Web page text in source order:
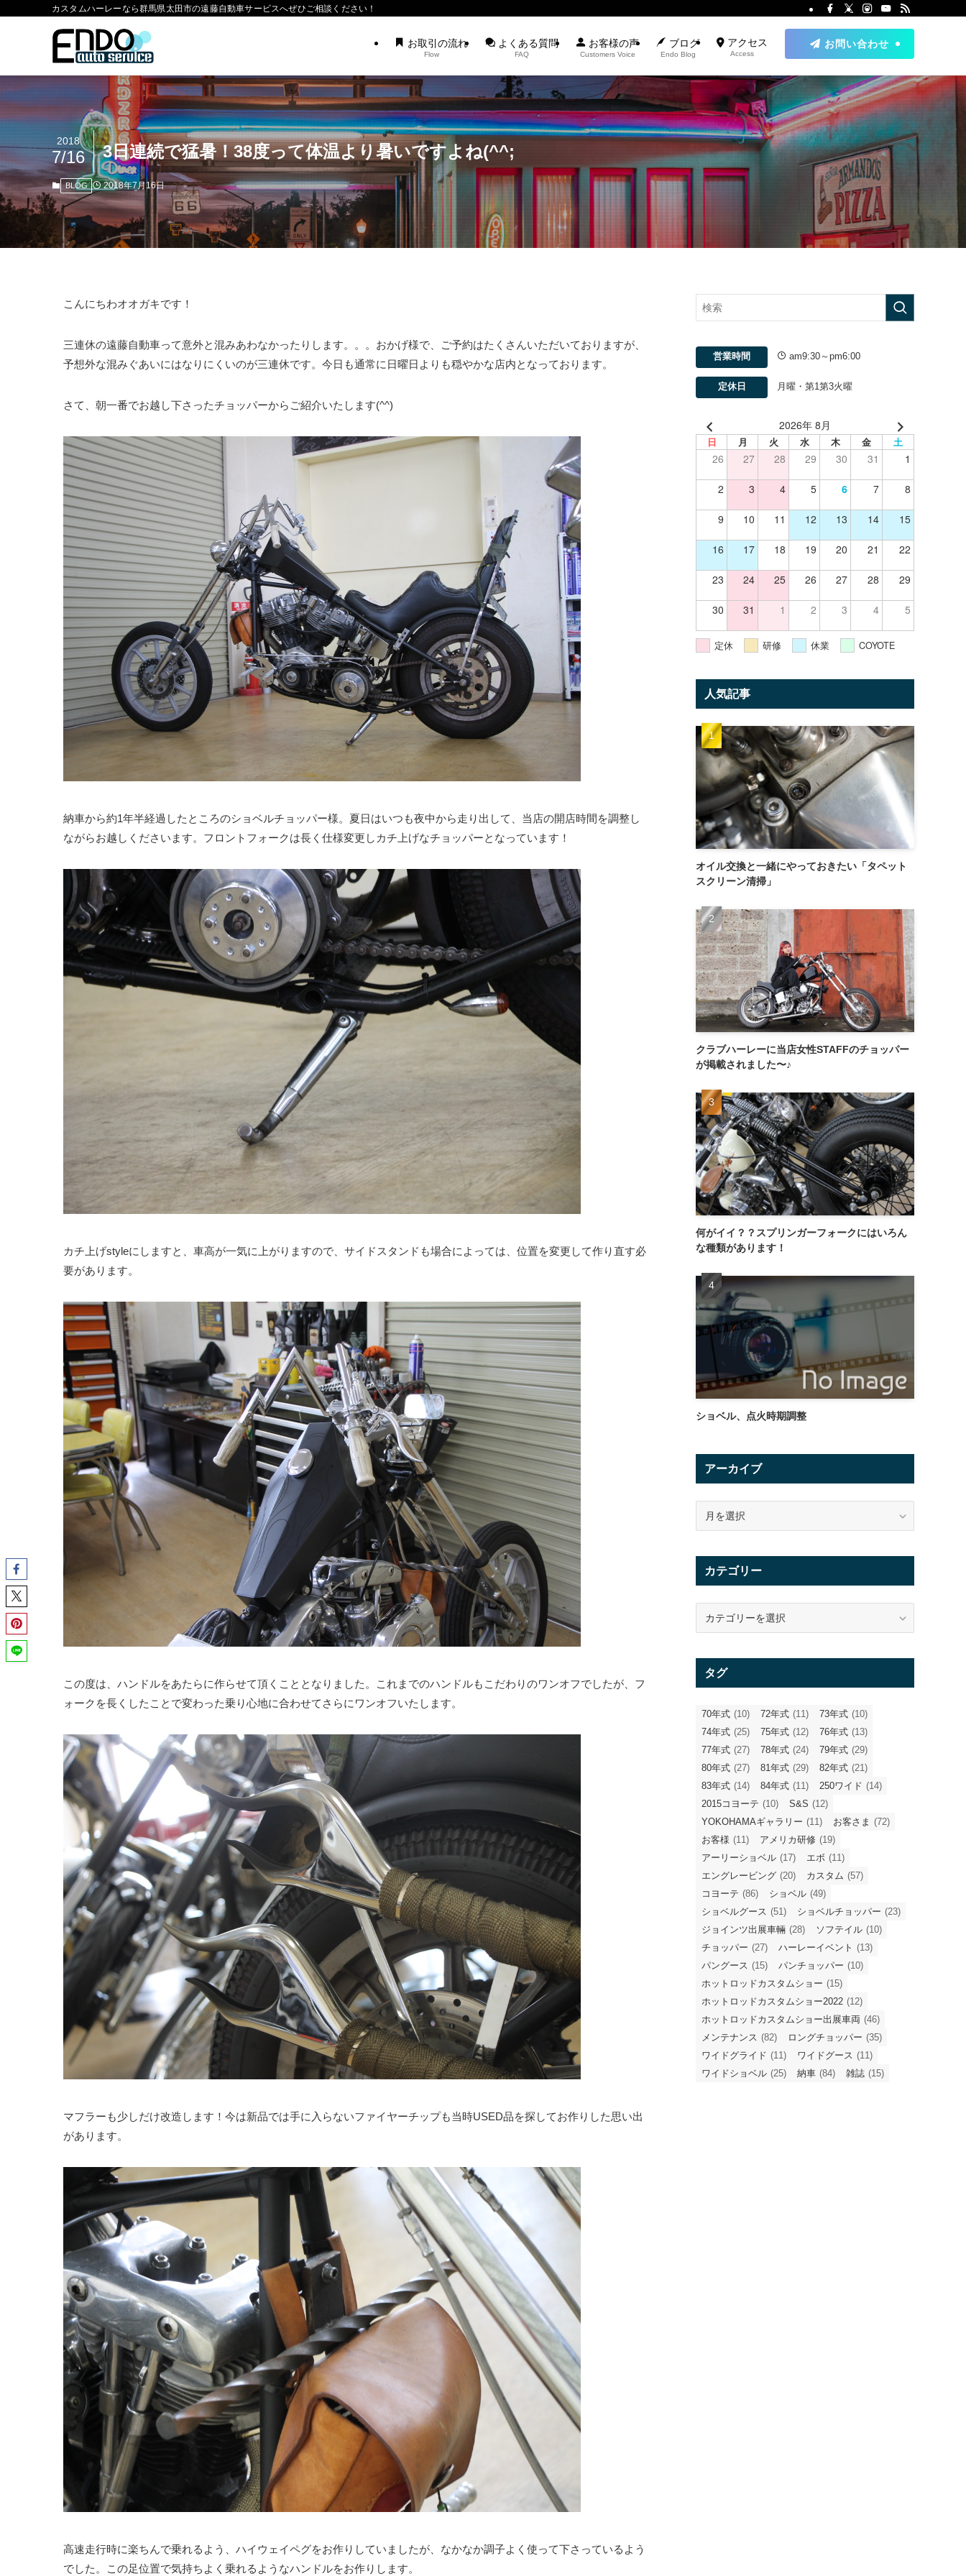
カスタムハーレーなら群馬県太田市の遠藤自動車サービスへぜひご相談ください！
お取引の流れ
Flow
よくある質問
FAQ
お客様の声
Customers Voice
ブログ
Endo Blog
アクセス
Access
お問い合わせ
3日連続で猛暑！38度って体温より暑いですよね(^^;
2018
7/16
BLOG 2018年7月16日
こんにちわオオガキです！
三連休の遠藤自動車って意外と混みあわなかったりします。。。おかげ様で、ご予約はたくさんいただいておりますが、
予想外な混みぐあいにはなりにくいのが三連休です。今日も通常に日曜日よりも穏やかな店内となっております。
さて、朝一番でお越し下さったチョッパーからご紹介いたします(^^)
納車から約1年半経過したところのショベルチョッパー様。夏日はいつも夜中から走り出して、当店の開店時間を調整し
ながらお越しくださいます。フロントフォークは長く仕様変更しカチ上げなチョッパーとなっています！
カチ上げstyleにしますと、車高が一気に上がりますので、サイドスタンドも場合によっては、位置を変更して作り直す必
要があります。
この度は、ハンドルをあたらに作らせて頂くこととなりました。これまでのハンドルもこだわりのワンオフでしたが、フ
ォークを長くしたことで変わった乗り心地に合わせてさらにワンオフいたします。
マフラーも少しだけ改造します！今は新品では手に入らないファイヤーチップも当時USED品を探してお作りした思い出
があります。
高速走行時に楽ちんで乗れるよう、ハイウェイペグをお作りしていましたが、なかなか調子よく使って下さっているよう
でした。この足位置で気持ちよく乗れるようなハンドルをお作りします。
営業時間 am9:30～pm6:00
定休日 月曜・第1第3火曜
2026年 8月
日 月 火 水 木 金 土
26 27 28 29 30 31 1
2 3 4 5 6 7 8
9 10 11 12 13 14 15
16 17 18 19 20 21 22
23 24 25 26 27 28 29
30 31 1 2 3 4 5
定休 研修 休業 COYOTE
人気記事
オイル交換と一緒にやっておきたい「タペット
スクリーン清掃」
クラブハーレーに当店女性STAFFのチョッパー
が掲載されました〜♪
何がイイ？？スプリンガーフォークにはいろん
な種類があります！
ショベル、点火時期調整
アーカイブ
イ
カテゴリー
リ
タグ
70年式 (10) 72年式 (11) 73年式 (10)
74年式 (25) 75年式 (12) 76年式 (13)
77年式 (27) 78年式 (24) 79年式 (29)
80年式 (27) 81年式 (29) 82年式 (21)
83年式 (14) 84年式 (11) 250ワイド (14)
2015コヨーテ (10) S&S (12)
YOKOHAMAギャラリー (11) お客さま (72)
お客様 (11) アメリカ研修 (19)
アーリーショベル (17) エボ (11)
エングレービング (20) カスタム (57)
コヨーテ (86) ショベル (49)
ショベルグース (51) ショベルチョッパー (23)
ジョインツ出展車輛 (28) ソフテイル (10)
チョッパー (27) ハーレーイベント (13)
パングース (15) パンチョッパー (10)
ホットロッドカスタムショー (15)
ホットロッドカスタムショー2022 (12)
ホットロッドカスタムショー出展車両 (46)
メンテナンス (82) ロングチョッパー (35)
ワイドグライド (11) ワイドグース (11)
ワイドショベル (25) 納車 (84) 雑誌 (15)